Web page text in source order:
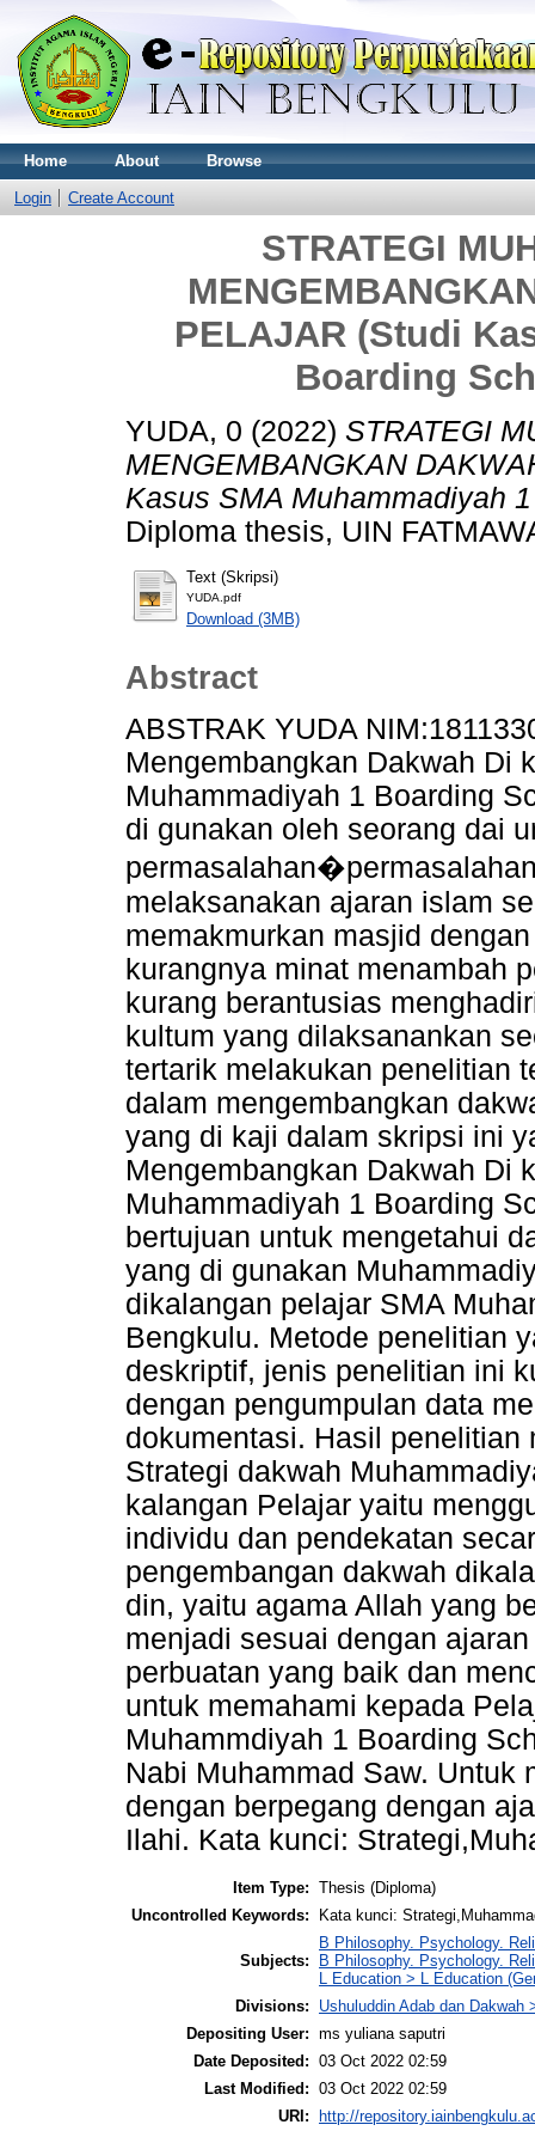
Home About Browse
Login Create Account
STRATEGI
PELAJAR (Studi
Boarding
YUDA, 0 (2022) STRATEGI
MENGEMBANGKAN
Kasus SMA Muhammadiyah
Diploma thesis, UIN
Text (Skripsi)
YUDA.pdf
Download (3MB)
Abstract
ABSTRAK YUDA
Mengembangkan Dakwah Di
Muhammadiyah 1 Boarding
di gunakan oleh seorang dai
melaksanakan ajaran islam
memakmurkan masjid
kurangnya minat menambah
kurang berantusias
kultum yang dilaksanankan
tertarik melakukan penelitian
dalam mengembangkan
yang di kaji dalam skripsi ini
Mengembangkan Dakwah Di
Muhammadiyah 1 Boarding
bertujuan untuk mengetahui
yang di gunakan
dikalangan pelajar SMA
Bengkulu. Metode penelitian
deskriptif, jenis penelitian ini
dengan pengumpulan data
dokumentasi. Hasil penelitian
Strategi dakwah
kalangan Pelajar yaitu
individu dan pendekatan
pengembangan dakwah
din, yaitu agama Allah yang
menjadi sesuai dengan
perbuatan yang baik dan
untuk memahami kepada
Muhammdiyah 1 Boarding
Nabi Muhammad Saw. Untuk
dengan berpegang dengan
Ilahi. Kata kunci:
Item Type: Thesis (Diploma)
Uncontrolled Keywords:
Kata kunci:
Subjects:
B Philosophy. Psychology.
B Philosophy. Psychology.
L Education > L Education
Divisions:
Ushuluddin Adab dan Dakwah
Depositing User: ms yuliana saputri
Date Deposited: 03 Oct 2022 02:59
Last Modified: 03 Oct 2022 02:59
URI:
http://